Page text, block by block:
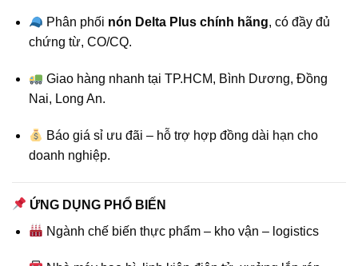
Phân phối nón Delta Plus chính hãng, có đầy đủ
chứng từ, CO/CQ.
Giao hàng nhanh tại TP.HCM, Bình Dương, Đồng
Nai, Long An.
Báo giá sỉ ưu đãi – hỗ trợ hợp đồng dài hạn cho
doanh nghiệp.
ỨNG DỤNG PHỔ BIẾN
Ngành chế biến thực phẩm – kho vận – logistics